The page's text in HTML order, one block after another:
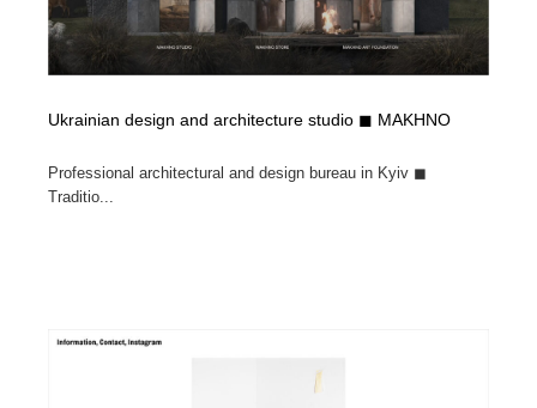
Ukrainian design and architecture studio ◼ MAKHNO
Professional architectural and design bureau in Kyiv ◼
Traditio...